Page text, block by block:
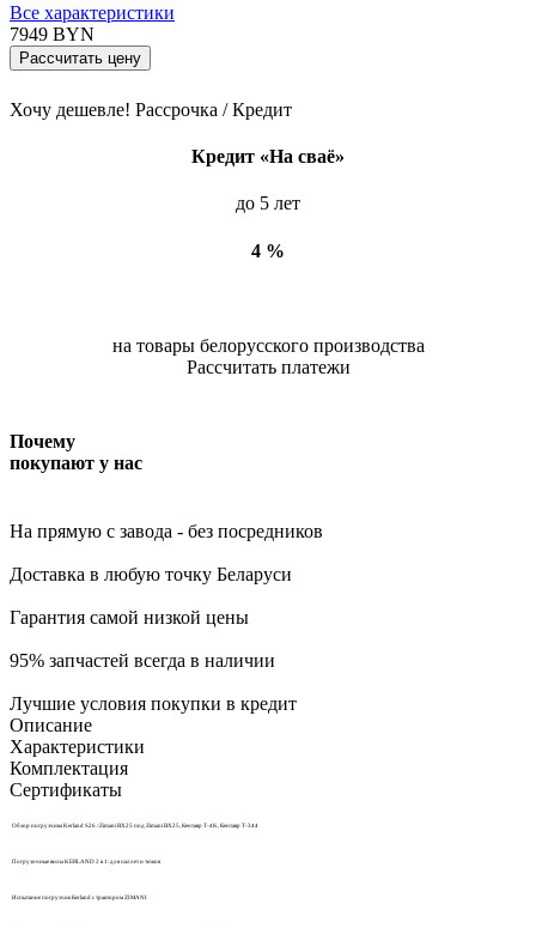
Все характеристики
7949 BYN
Рассчитать цену
Хочу дешевле! Рассрочка / Кредит
Кредит «На сваё»
до 5 лет
4 %
на товары белорусского производства
Рассчитать платежи
Почему
покупают у нас
На прямую c завода - без посредников
Доставка в любую точку Беларуси
Гарантия самой низкой цены
95% запчастей всегда в наличии
Лучшие условия покупки в кредит
Описание
Характеристики
Комплектация
Сертификаты
Обзор погрузчика Kerland S26 / Zimani BX25 под Zimani BX25, Кентавр Т-4K, Кентавр Т-344
Погрузочные вилы KERLAND 2 в 1: для паллет и тюков
Испытание погрузчик Кerland с трактором ZIMANI